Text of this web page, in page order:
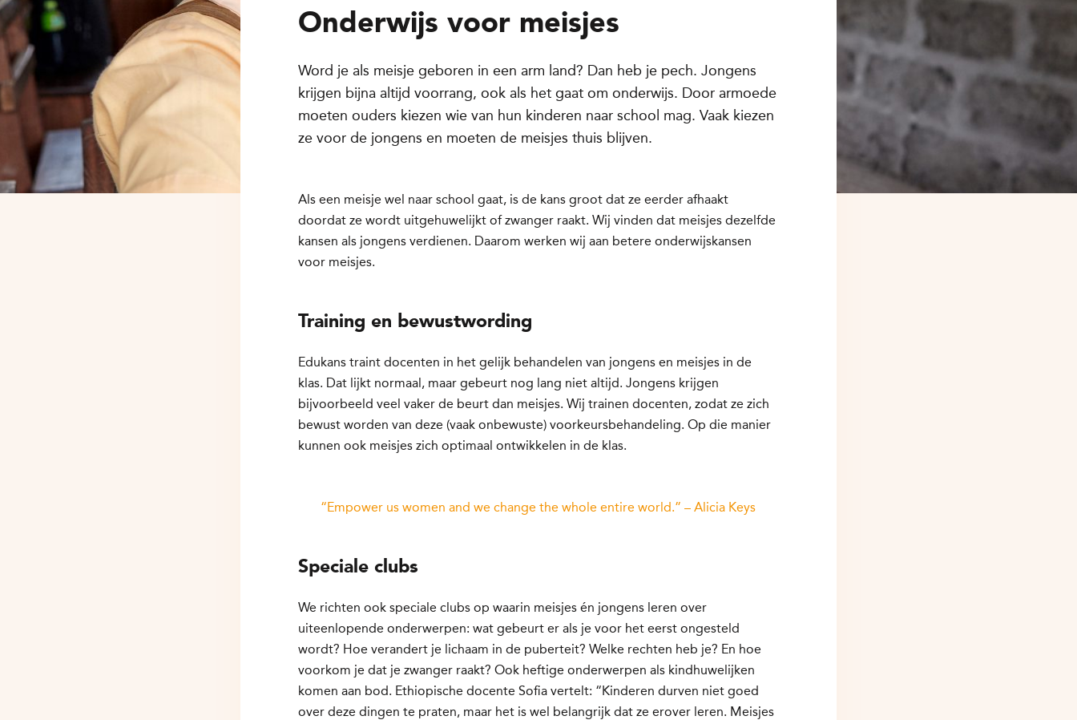
Onderwijs voor meisjes
Word je als meisje geboren in een arm land? Dan heb je pech. Jongens
krijgen bijna altijd voorrang, ook als het gaat om onderwijs. Door armoede
moeten ouders kiezen wie van hun kinderen naar school mag. Vaak kiezen
ze voor de jongens en moeten de meisjes thuis blijven.
Als een meisje wel naar school gaat, is de kans groot dat ze eerder afhaakt
doordat ze wordt uitgehuwelijkt of zwanger raakt. Wij vinden dat meisjes dezelfde
kansen als jongens verdienen. Daarom werken wij aan betere onderwijskansen
voor meisjes.
Training en bewustwording
Edukans traint docenten in het gelijk behandelen van jongens en meisjes in de
klas. Dat lijkt normaal, maar gebeurt nog lang niet altijd. Jongens krijgen
bijvoorbeeld veel vaker de beurt dan meisjes. Wij trainen docenten, zodat ze zich
bewust worden van deze (vaak onbewuste) voorkeursbehandeling. Op die manier
kunnen ook meisjes zich optimaal ontwikkelen in de klas.
“Empower us women and we change the whole entire world.” – Alicia Keys
Speciale clubs
We richten ook speciale clubs op waarin meisjes én jongens leren over
uiteenlopende onderwerpen: wat gebeurt er als je voor het eerst ongesteld
wordt? Hoe verandert je lichaam in de puberteit? Welke rechten heb je? En hoe
voorkom je dat je zwanger raakt? Ook heftige onderwerpen als kindhuwelijken
komen aan bod. Ethiopische docente Sofia vertelt: “Kinderen durven niet goed
over deze dingen te praten, maar het is wel belangrijk dat ze erover leren. Meisjes